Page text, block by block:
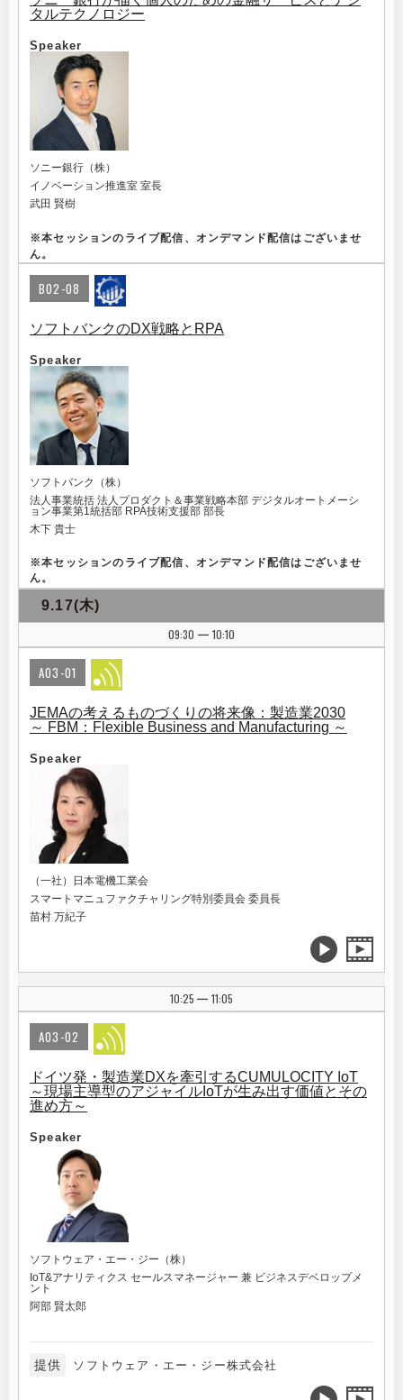
タルテクノロジー
Speaker
ソニー銀行（株）
イノベーション推進室 室長
武田 賢樹
※本セッションのライブ配信、オンデマンド配信はございませ
ん。
B02-08
ソフトバンクのDX戦略とRPA
Speaker
ソフトバンク（株）
法人事業統括 法人プロダクト＆事業戦略本部 デジタルオートメーシ
ョン事業第1統括部 RPA技術支援部 部長
木下 貴士
※本セッションのライブ配信、オンデマンド配信はございませ
ん。
9.17(木)
09:30
| 10:10
A03-01
JEMAの考えるものづくりの将来像：製造業2030
～ FBM：Flexible Business and Manufacturing ～
Speaker
（一社）日本電機工業会
スマートマニュファクチャリング特別委員会 委員長
苗村 万紀子
10:25 | 11:05
A03-02
ドイツ発・製造業DXを牽引するCUMULOCITY IoT
～現場主導型のアジャイルIoTが生み出す価値とその
進め方～
Speaker
ソフトウェア・エー・ジー（株）
IoT&アナリティクス セールスマネージャー 兼 ビジネスデベロップメ
ント
阿部 賢太郎
提供 ソフトウェア・エー・ジー株式会社